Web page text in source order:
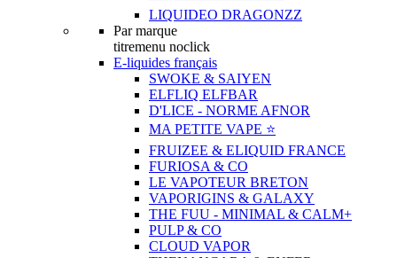
LIQUIDEO DRAGONZZ
Par marque
titremenu noclick
E-liquides français
SWOKE & SAIYEN
ELFLIQ ELFBAR
D'LICE - NORME AFNOR
MA PETITE VAPE ⭐️
FRUIZEE & ELIQUID FRANCE
FURIOSA & CO
LE VAPOTEUR BRETON
VAPORIGINS & GALAXY
THE FUU - MINIMAL & CALM+
PULP & CO
CLOUD VAPOR